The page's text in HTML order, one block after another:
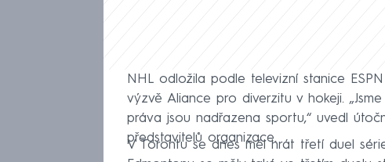
NHL odložila podle televizní stanice
výzvě Aliance pro diverzitu v hokeji.
práva jsou nadřazena sportu,“ uvedl
představitelů organizace.
V Torontu se dnes měl hrát třetí duel